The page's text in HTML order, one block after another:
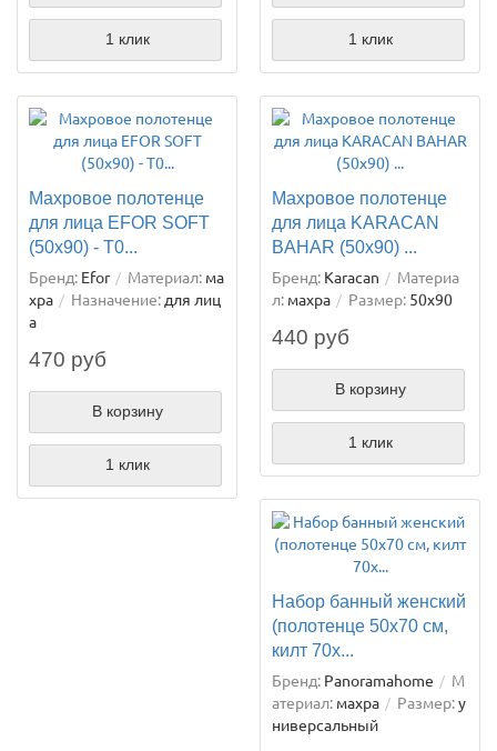
1 клик 1 клик
Махровое полотенце
для лица EFOR SOFT
(50х90) - T0...
Бренд: Efor Материал: ма
хра
Назначение: для лиц
а
470 руб
В корзину
1 клик
Махровое полотенце
для лица KARACAN
BAHAR (50х90) ...
Бренд: Karacan
Материа
л: махра Размер: 50х90
440 руб
В корзину
1 клик
Набор банный женский
(полотенце 50х70 см,
килт 70х...
Бренд: Panoramahome
М
атериал: махра Размер:у
ниверсальный